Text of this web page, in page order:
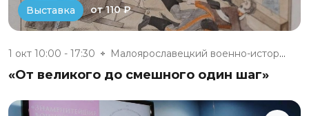
Выставка от 110 ₽
1 окт 10:00 - 17:30 Малоярославецкий военно-истори...
«От великого до смешного один шаг»